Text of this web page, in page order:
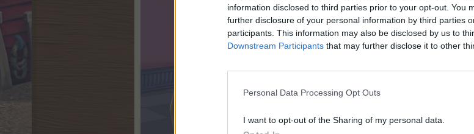
information disclosed to third parties prior to your opt-out. You
further disclosure of your personal information by third parties
participants. This information may also be disclosed by us to
Downstream Participants that may further disclose it to other
Personal Data Processing Opt Outs
I want to opt-out of the Sharing of my personal data.